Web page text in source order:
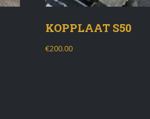
KOPPLAAT S50
€200.00